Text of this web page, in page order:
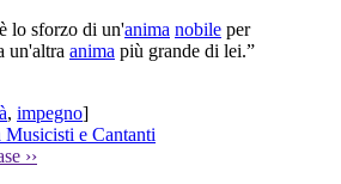
lo sforzo di un'anima nobile per
un'altra anima più grande di lei.”
, impegno]
Musicisti e Cantanti
››